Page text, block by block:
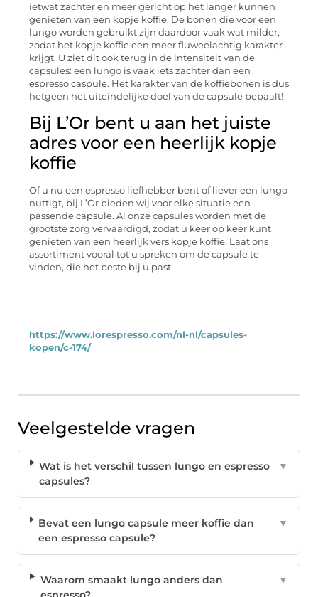
ietwat zachter en meer gericht op het langer kunnen
genieten van een kopje koffie. De bonen die voor een
lungo worden gebruikt zijn daardoor vaak wat milder,
zodat het kopje koffie een meer fluweelachtig karakter
krijgt. U ziet dit ook terug in de intensiteit van de
capsules: een lungo is vaak iets zachter dan een
espresso caspule. Het karakter van de koffiebonen is dus
hetgeen het uiteindelijke doel van de capsule bepaalt!
Bij L’Or bent u aan het juiste
adres voor een heerlijk kopje
koffie
Of u nu een espresso liefhebber bent of liever een lungo
nuttigt, bij L’Or bieden wij voor elke situatie een
passende capsule. Al onze capsules worden met de
grootste zorg vervaardigd, zodat u keer op keer kunt
genieten van een heerlijk vers kopje koffie. Laat ons
assortiment vooral tot u spreken om de capsule te
vinden, die het beste bij u past.
https://www.lorespresso.com/nl-nl/capsules-
kopen/c-174/
Veelgestelde vragen
Wat is het verschil tussen lungo en espresso
capsules?
▼
Bevat een lungo capsule meer koffie dan
een espresso capsule?
▼
Waarom smaakt lungo anders dan
▼